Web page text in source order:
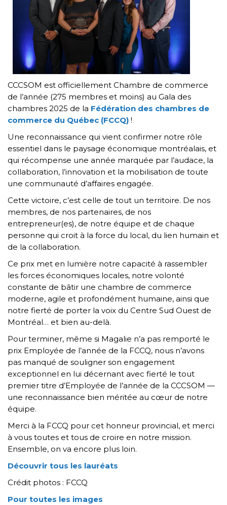
CCCSOM est officiellement Chambre de commerce
de l’année (275 membres et moins) au Gala des
chambres 2025 de la Fédération des chambres de
commerce du Québec (FCCQ) !
Une reconnaissance qui vient confirmer notre rôle
essentiel dans le paysage économique montréalais, et
qui récompense une année marquée par l’audace, la
collaboration, l’innovation et la mobilisation de toute
une communauté d’affaires engagée.
Cette victoire, c’est celle de tout un territoire. De nos
membres, de nos partenaires, de nos
entrepreneur(es), de notre équipe et de chaque
personne qui croit à la force du local, du lien humain et
de la collaboration.
Ce prix met en lumière notre capacité à rassembler
les forces économiques locales, notre volonté
constante de bâtir une chambre de commerce
moderne, agile et profondément humaine, ainsi que
notre fierté de porter la voix du Centre Sud Ouest de
Montréal… et bien au-delà.
Pour terminer, même si Magalie n’a pas remporté le
prix Employée de l’année de la FCCQ, nous n’avons
pas manqué de souligner son engagement
exceptionnel en lui décernant avec fierté le tout
premier titre d’Employée de l’année de la CCCSOM —
une reconnaissance bien méritée au cœur de notre
équipe.
Merci à la FCCQ pour cet honneur provincial, et merci
à vous toutes et tous de croire en notre mission.
Ensemble, on va encore plus loin.
Découvrir tous les lauréats
Crédit photos : FCCQ
Pour toutes les images